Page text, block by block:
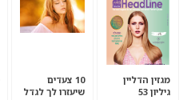
מגזין הדליין
גיליון 53
10 צעדים
שיעזרו לך לגדל